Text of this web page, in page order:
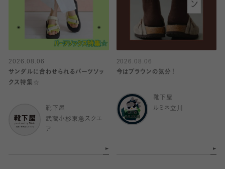
2026.08.06
サンダルに合わせられるパーツソッ
クス特集☆
靴下屋
武蔵小杉東急スクエ
ア
2026.08.06
今はブラウンの気分！
靴下屋
ルミネ立川